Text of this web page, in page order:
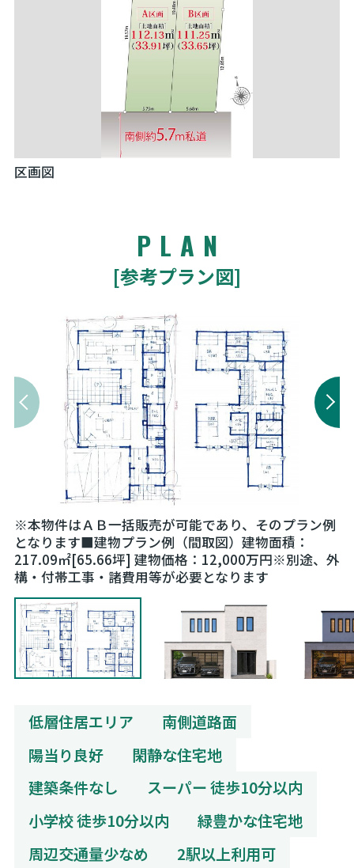
区画図
PLAN
[参考プラン図]
※本物件はＡＢ一括販売が可能であり、そのプラン例
となります■建物プラン例（間取図）建物面積：
217.09㎡[65.66坪] 建物価格：12,000万円※別途、外
構・付帯工事・諸費用等が必要となります
低層住居エリア
南側道路面
陽当り良好
閑静な住宅地
建築条件なし
スーパー 徒歩10分以内
小学校 徒歩10分以内
緑豊かな住宅地
周辺交通量少なめ
2駅以上利用可